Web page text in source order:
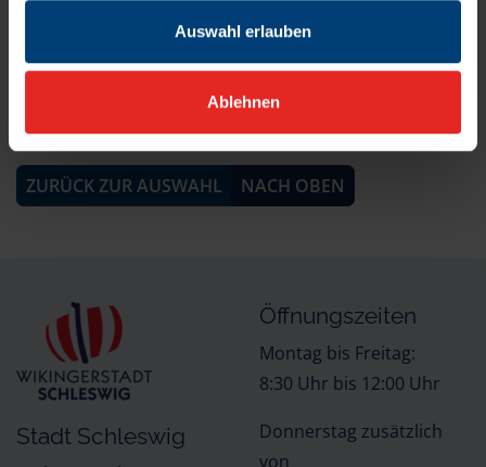
Auswahl erlauben
Ablehnen
Moltkestraße 25
Landesportal Schleswig-Holstein
ZURÜCK ZUR AUSWAHL NACH OBEN
Stadt Schleswig
Öffnungszeiten
Montag bis Freitag:
8:30 Uhr bis 12:00 Uhr
Donnerstag zusätzlich
von